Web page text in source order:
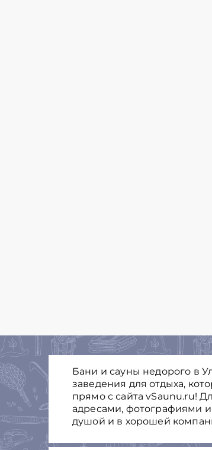
Бани и сауны недорого в
заведения для отдыха,
прямо с сайта vSaunu.ru!
адресами, фотографиями
душой и в хорошей